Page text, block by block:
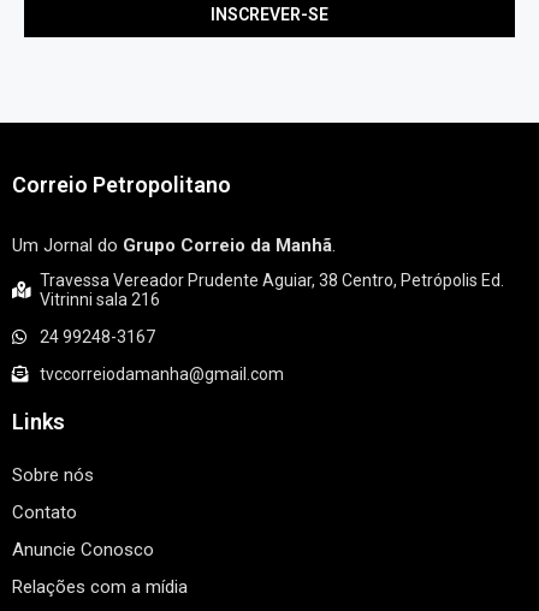
Correio Petropolitano
Um Jornal do Grupo Correio da Manhã.
Travessa Vereador Prudente Aguiar, 38 Centro, Petrópolis Ed.
Vitrinni sala 216
24 99248-3167
tvccorreiodamanha@gmail.com
Links
Sobre nós
Contato
Anuncie Conosco
Relações com a mídia